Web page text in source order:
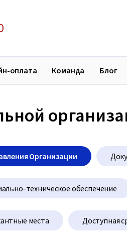
оплата Команда Блог
Организации
техническое обеспечение
места Доступная